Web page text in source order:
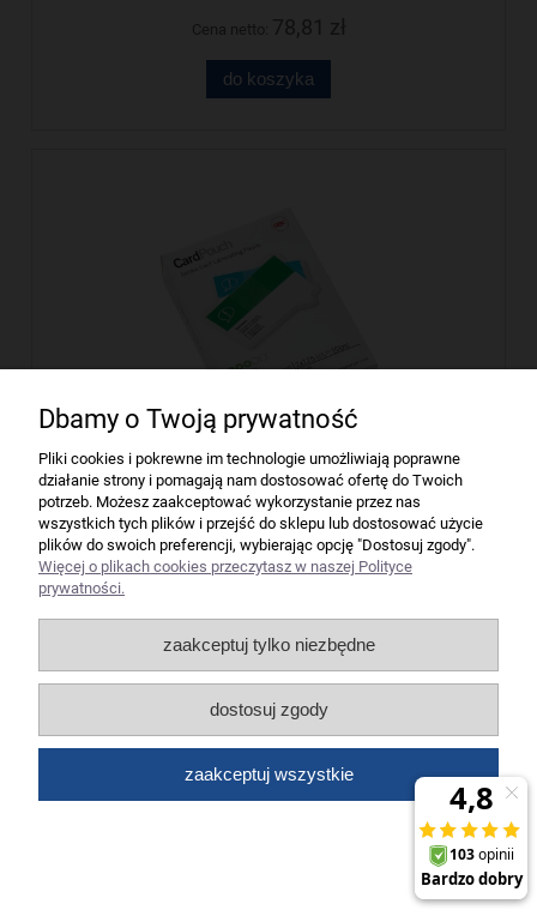
do koszyka
Folia do laminacji GBC Pouch 75x105mm
12 125Mic 3740303
16,68 zł
Cena netto:13,56 zł
do koszyka
Dbamy o Twoją prywatność
Pliki cookies i pokrewne im technologie umożliwiają poprawne
działanie strony i pomagają nam dostosować ofertę do Twoich
potrzeb. Możesz zaakceptować wykorzystanie przez nas
wszystkich tych plików i przejść do sklepu lub dostosować użycie
plików do swoich preferencji, wybierając opcję "Dostosuj zgody".
Więcej o plikach cookies przeczytasz w naszej Polityce
prywatności.
zaakceptuj tylko niezbędne
dostosuj zgody
zaakceptuj wszystkie